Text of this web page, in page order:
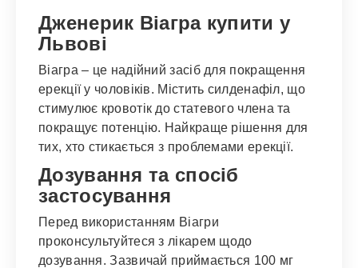
Дженерик Віагра купити у
Львові
Віагра – це надійний засіб для покращення
ерекції у чоловіків. Містить силденафіл, що
стимулює кровотік до статевого члена та
покращує потенцію. Найкраще рішення для
тих, хто стикається з проблемами ерекції.
Дозування та спосіб
застосування
Перед використанням Віагри
проконсультуйтеся з лікарем щодо
дозування. Зазвичай приймається 100 мг